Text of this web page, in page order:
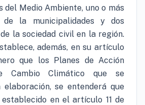
del Medio Ambiente, uno o más
de la municipalidades y dos
la sociedad civil en la región.
además, en su artículo
que los Planes de Acción
Cambio Climático que se
elaboración, se entenderá que
en el artículo 11 de